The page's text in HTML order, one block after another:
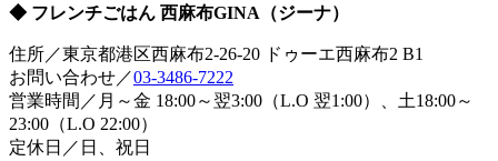
◆ フレンチごはん 西麻布GINA（ジーナ）
住所／東京都港区西麻布2-26-20 ドゥーエ西麻布2 B1
お問い合わせ／03-3486-7222
営業時間／月～金 18:00～翌3:00（L.O 翌1:00）、土18:00～
23:00（L.O 22:00）
定休日／日、祝日